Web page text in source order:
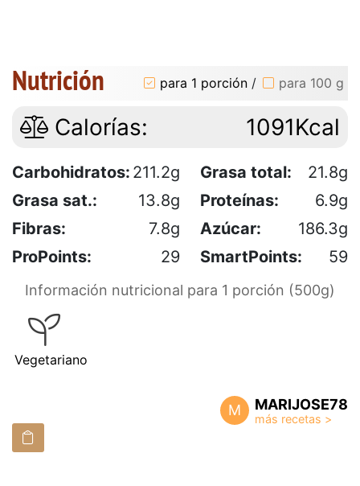
Nutrición para 1 porción / para 100 g
Calorías: 1091Kcal
Carbohidratos: 211.2g Grasa total:
21.8g
Grasa sat.:
13.8g Proteínas:
6.9g
Fibras:
7.8g Azúcar:
186.3g
ProPoints:
29 SmartPoints: 59
Información nutricional para 1 porción (500g)
Vegetariano
M MARIJOSE78